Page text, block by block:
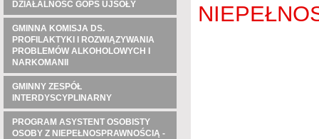
DZIAŁALNOŚĆ GOPS UJSOŁY
GMINNA KOMISJA DS.
PROFILAKTYKI I ROZWIĄZYWANIA
PROBLEMÓW ALKOHOLOWYCH I
NARKOMANII
GMINNY ZESPÓŁ
INTERDYSCYPLINARNY
PROGRAM ASYSTENT OSOBISTY
OSOBY Z NIEPEŁNOSPRAWNOŚCIĄ -